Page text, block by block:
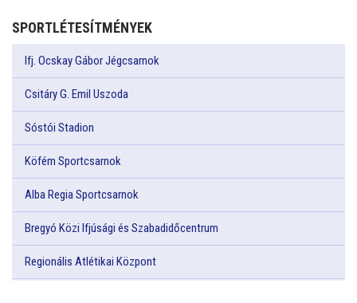
SPORTLÉTESÍTMÉNYEK
Ifj. Ocskay Gábor Jégcsarnok
Csitáry G. Emil Uszoda
Sóstói Stadion
Köfém Sportcsarnok
Alba Regia Sportcsarnok
Bregyó Közi Ifjúsági és Szabadidőcentrum
Regionális Atlétikai Központ